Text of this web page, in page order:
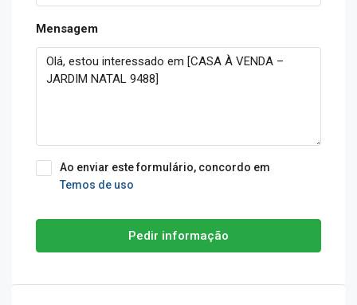
Mensagem
Ao enviar este formulário, concordo em
Temos de uso
Pedir informação